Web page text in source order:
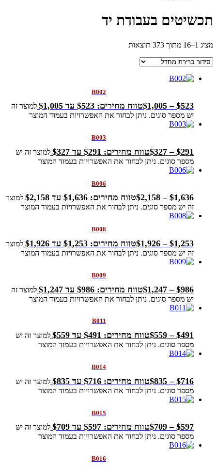
תכשיטים בעבודת יד
מציג 1–16 מתוך 373 תוצאות
B002
$523
–
$1,005 טווח מחירים: ⁦$523⁩ עד ⁦$1,005⁩
למוצר זה
יש מספר סוגים. ניתן לבחור את האפשרויות בעמוד המוצר
B003
$291
–
$327 טווח מחירים: ⁦$291⁩ עד ⁦$327⁩
למוצר זה יש
מספר סוגים. ניתן לבחור את האפשרויות בעמוד המוצר
B006
$1,636
–
$2,158 טווח מחירים: ⁦$1,636⁩ עד ⁦$2,158⁩
למוצר
זה יש מספר סוגים. ניתן לבחור את האפשרויות בעמוד המוצר
B008
$1,253
–
$1,926 טווח מחירים: ⁦$1,253⁩ עד ⁦$1,926⁩
למוצר
זה יש מספר סוגים. ניתן לבחור את האפשרויות בעמוד המוצר
B009
$986
–
$1,247 טווח מחירים: ⁦$986⁩ עד ⁦$1,247⁩
למוצר זה
יש מספר סוגים. ניתן לבחור את האפשרויות בעמוד המוצר
B011
$491
–
$559 טווח מחירים: ⁦$491⁩ עד ⁦$559⁩
למוצר זה יש
מספר סוגים. ניתן לבחור את האפשרויות בעמוד המוצר
B014
$716
–
$835 טווח מחירים: ⁦$716⁩ עד ⁦$835⁩
למוצר זה יש
מספר סוגים. ניתן לבחור את האפשרויות בעמוד המוצר
B015
$597
–
$709 טווח מחירים: ⁦$597⁩ עד ⁦$709⁩
למוצר זה יש
מספר סוגים. ניתן לבחור את האפשרויות בעמוד המוצר
B016